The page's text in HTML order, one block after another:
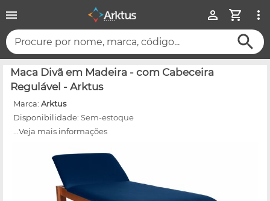
Procure por nome, marca, código...
Maca Divã em Madeira - com Cabeceira
Regulável - Arktus
Marca: Arktus
Disponibilidade: Sem-estoque
...Veja mais informações